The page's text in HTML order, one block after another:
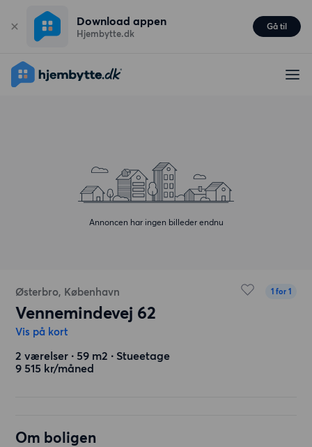
Download appen
Hjembytte.dk
Gå til
Annoncen har ingen billeder endnu
Østerbro, København 1 for 1
Vennemindevej 62
Vis på kort
2 værelser ∙ 59 m2 ∙ Stueetage
9 515 kr/måned
Om boligen